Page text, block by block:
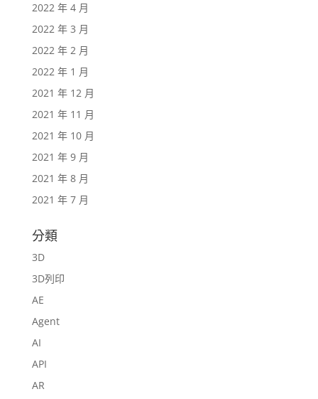
2022 年 4 月
2022 年 3 月
2022 年 2 月
2022 年 1 月
2021 年 12 月
2021 年 11 月
2021 年 10 月
2021 年 9 月
2021 年 8 月
2021 年 7 月
分類
3D
3D列印
AE
Agent
AI
API
AR